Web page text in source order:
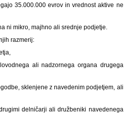
35.000.000 evrov in vrednost aktive ne
ni mikro, majhno ali srednje podjetje.
razmerij:
ali nadzornega organa drugega
sklenjene z navedenim podjetjem, ali
delničarji ali družbeniki navedenega